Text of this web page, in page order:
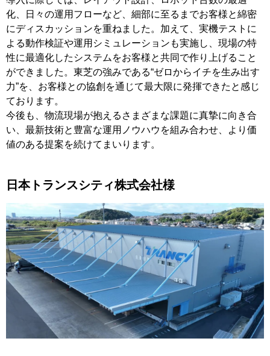
化、日々の運用フローなど、細部に至るまでお客様と綿密
にディスカッションを重ねました。加えて、実機テストに
よる動作検証や運用シミュレーションも実施し、現場の特
性に最適化したシステムをお客様と共同で作り上げること
ができました。東芝の強みである“ゼロからイチを生み出す
力”を、お客様との協創を通じて最大限に発揮できたと感じ
ております。
今後も、物流現場が抱えるさまざまな課題に真摯に向き合
い、最新技術と豊富な運用ノウハウを組み合わせ、より価
値のある提案を続けてまいります。
日本トランスシティ株式会社様